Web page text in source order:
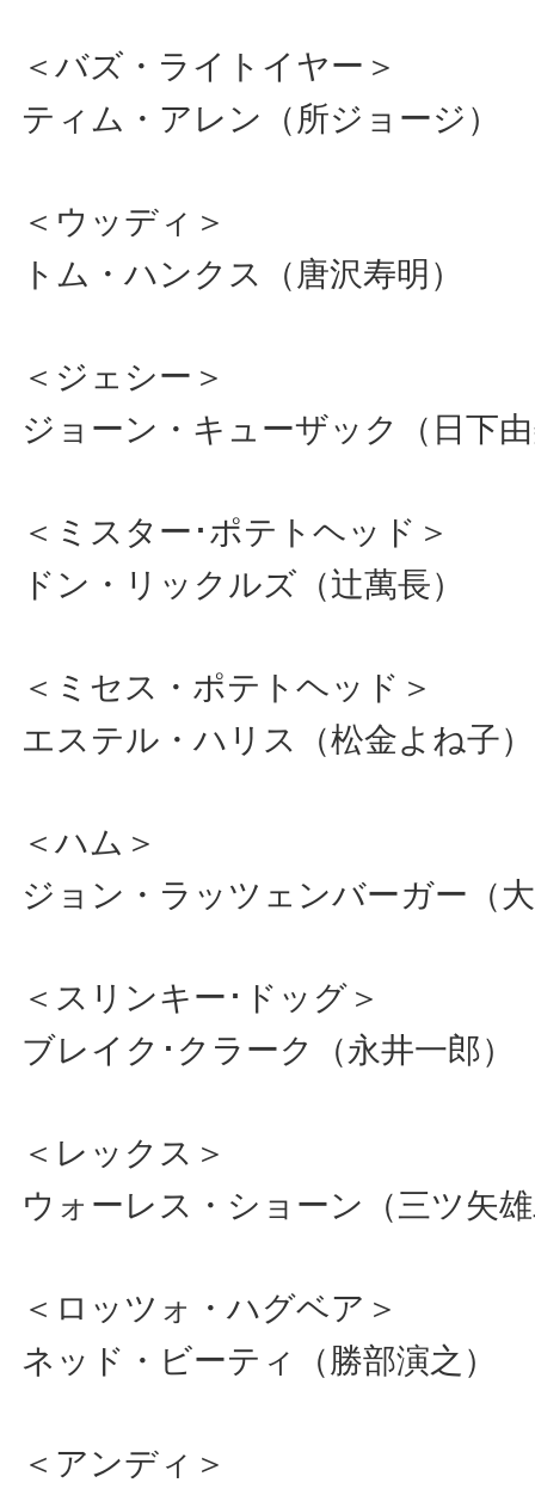
＜バズ・ライトイヤー＞
ティム・アレン（所ジョージ）
＜ウッディ＞
トム・ハンクス（唐沢寿明）
＜ジェシー＞
ジョーン・キューザック（日下
＜ミスター･ポテトヘッド＞
ドン・リックルズ（辻萬長）
＜ミセス・ポテトヘッド＞
エステル・ハリス（松金よね子）
＜ハム＞
ジョン・ラッツェンバーガー（
＜スリンキー･ドッグ＞
ブレイク･クラーク（永井一郎）
＜レックス＞
ウォーレス・ショーン（三ツ矢
＜ロッツォ・ハグベア＞
ネッド・ビーティ（勝部演之）
＜アンディ＞